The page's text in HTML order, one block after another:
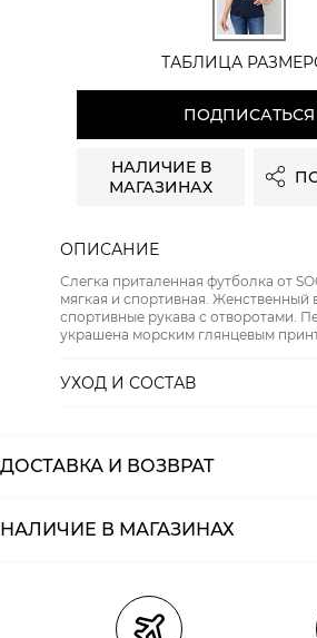
ТАБЛИЦА
ПОДПИСАТЬСЯ
НАЛИЧИЕ В
МАГАЗИНАХ
ОПИСАНИЕ
Слегка приталенная футболка от
мягкая и спортивная. Женственный
спортивные рукава с отворотами.
украшена морским глянцевым
УХОД И СОСТАВ
ДОСТАВКА И ВОЗВРАТ
Курьерская доставка СДЭК
НАЛИЧИЕ В МАГАЗИНАХ